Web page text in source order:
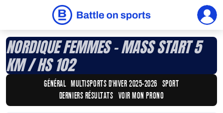
CLASSEMENT TRONDHEIM - COMBINÉ
NORDIQUE FEMMES - MASS START 5
KM / HS 102
Défi
GÉNÉRAL MULTISPORTS D'HIVER 2025-2026 SPORT
DERNIERS RÉSULTATS VOIR MON PRONO